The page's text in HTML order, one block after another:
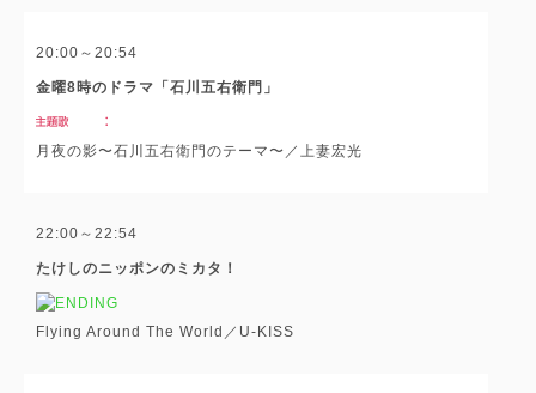
20:00～20:54
金曜8時のドラマ「石川五右衛門」
月夜の影〜石川五右衛門のテーマ〜／上妻宏光
22:00～22:54
たけしのニッポンのミカタ！
Flying Around The World／U-KISS